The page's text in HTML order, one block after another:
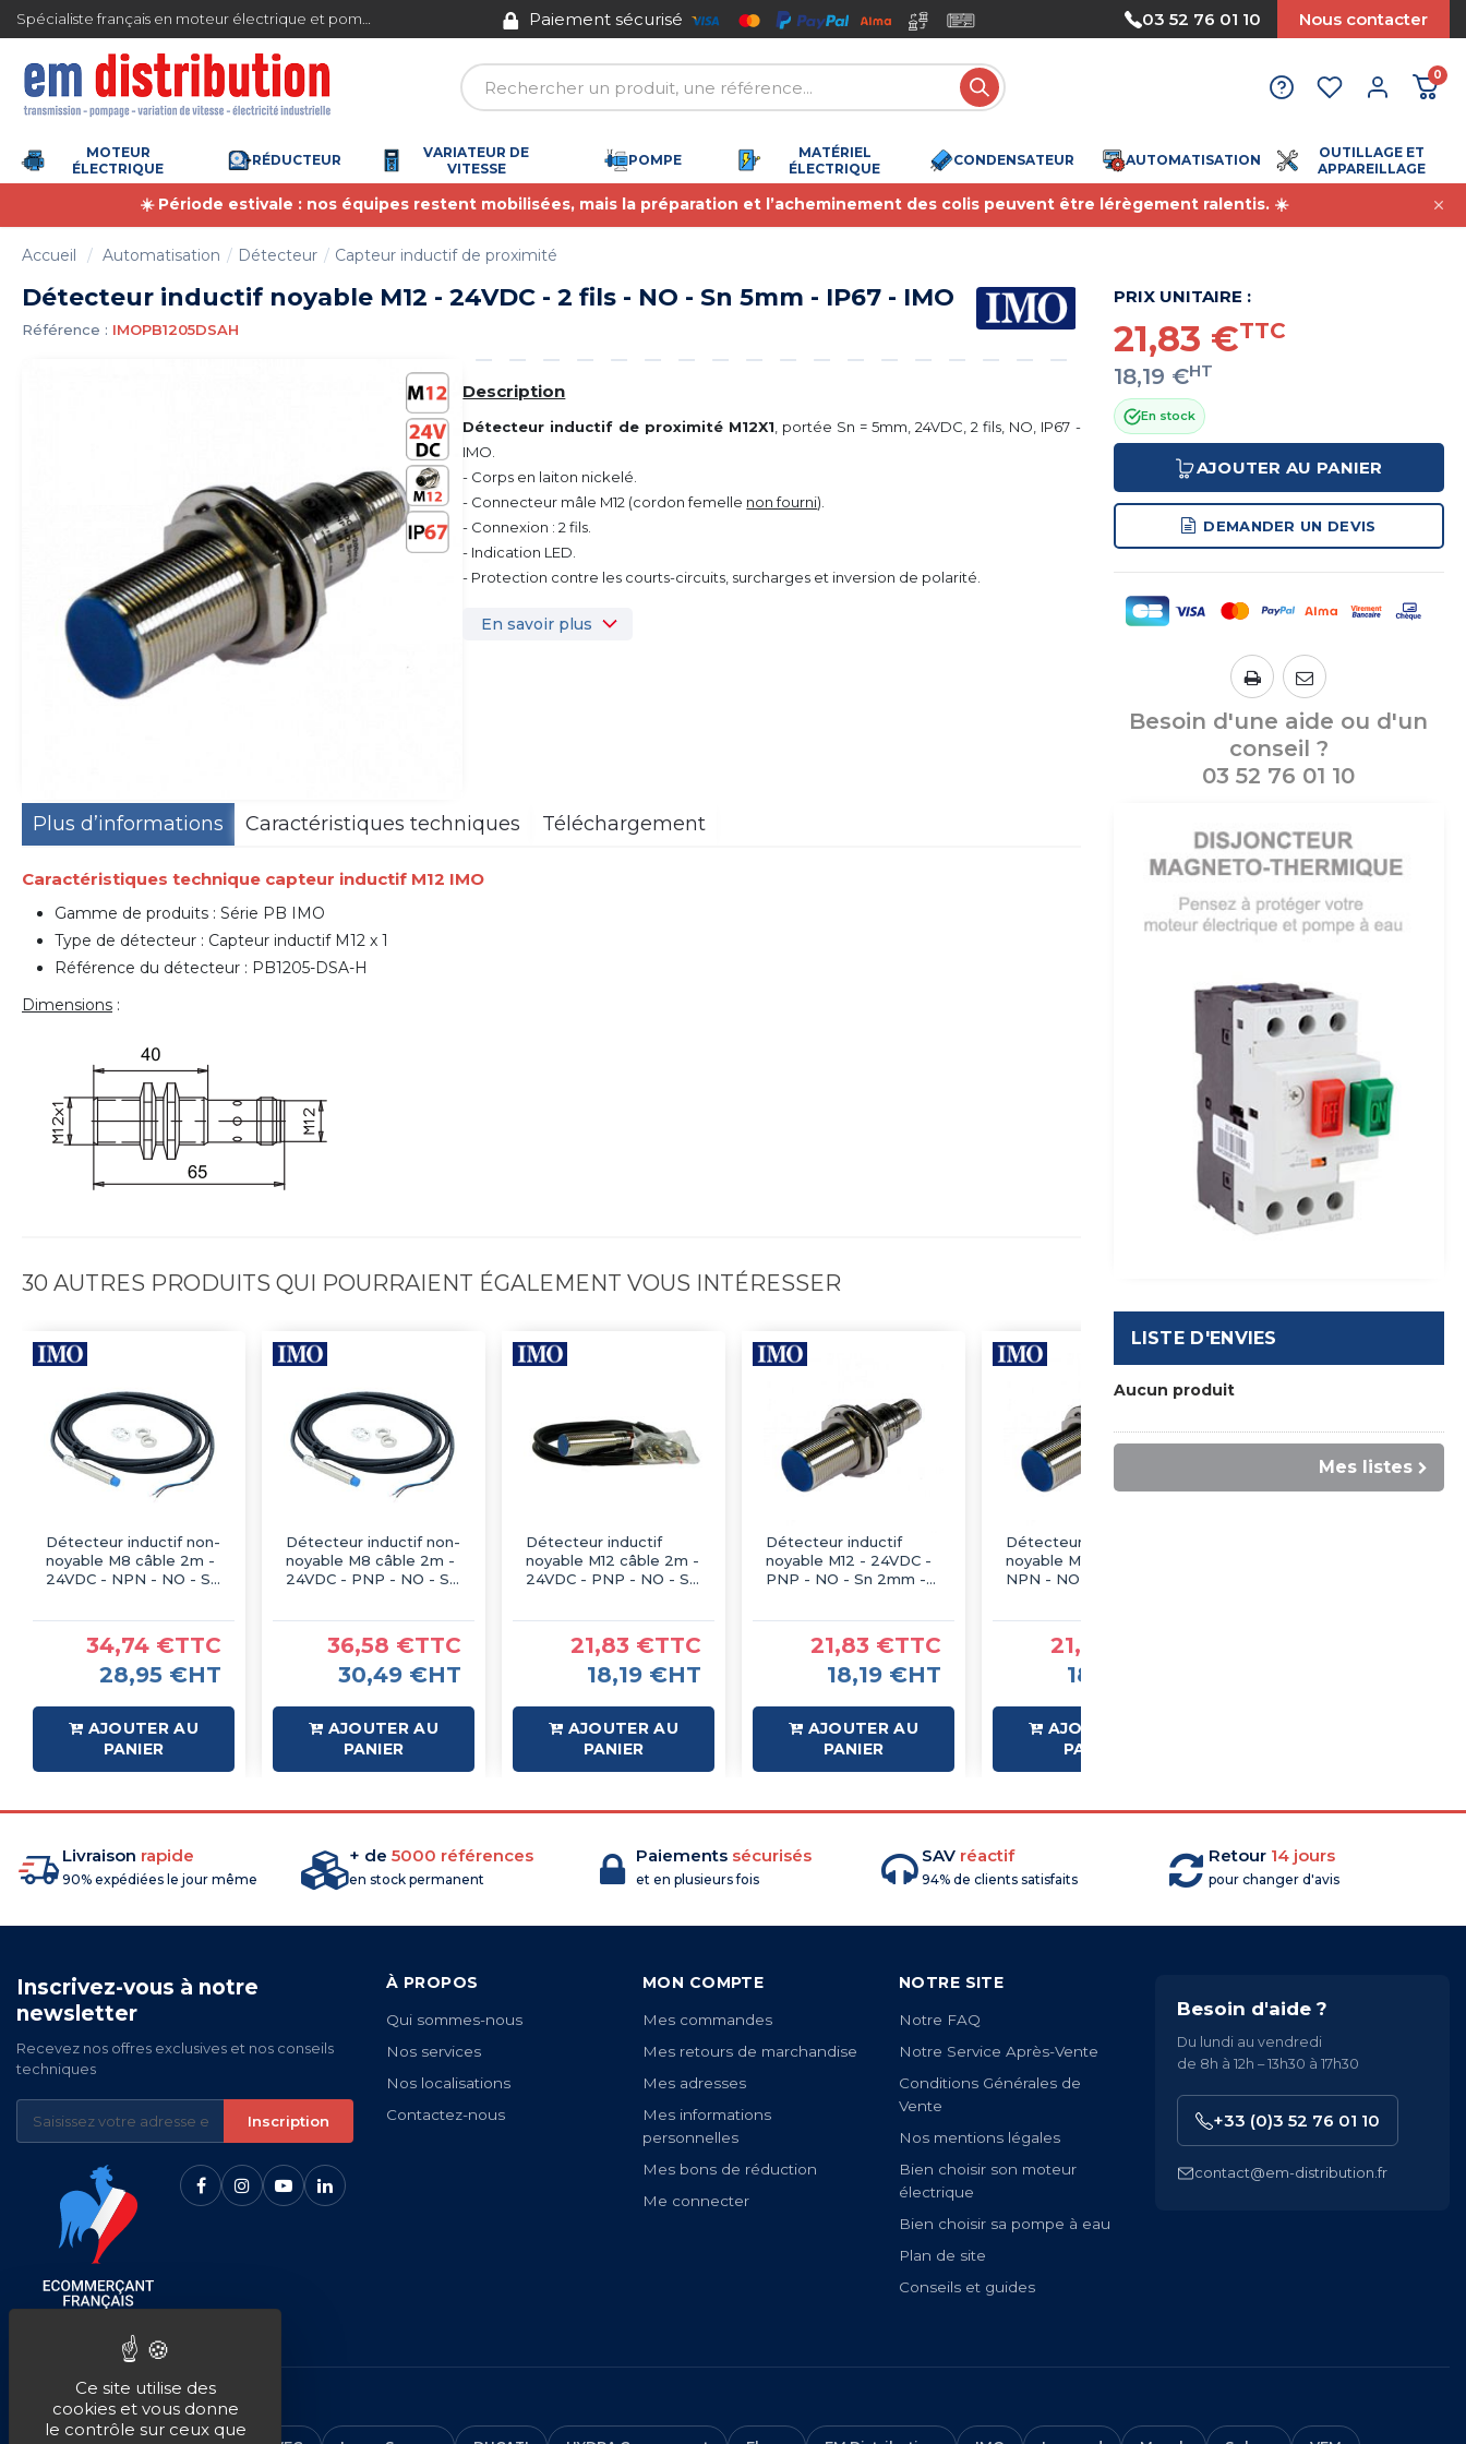
à partir de 360 € TTC Paiement sécurisé Nous acceptons le paiement par mandat
03 52 76 01 10 Nous contacter
0
MOTEUR
ÉLECTRIQUE
RÉDUCTEUR
VARIATEUR DE
VITESSE
POMPE
MATÉRIEL
ÉLECTRIQUE
CONDENSATEUR AUTOMATISATION
OUTILLAGE ET
APPAREILLAGE
☀️ Période estivale : nos équipes restent mobilisées, mais la préparation et l’acheminement des colis peuvent être lérègement ralentis. ☀️
Accueil Automatisation Détecteur Capteur inductif de proximité
Détecteur inductif noyable M12 - 24VDC - 2 fils - NO - Sn 5mm - IP67 - IMO
Référence : IMOPB1205DSAH
Description
Détecteur inductif de proximité M12X1 , portée Sn = 5mm, 24VDC, 2 fils, NO, IP67 -
IMO.
- Corps en laiton nickelé.
- Connecteur mâle M12 (cordon femelle non fourni).
- Connexion : 2 fils.
- Indication LED.
- Protection contre les courts-circuits, surcharges et inversion de polarité.
En savoir plus
PRIX UNITAIRE :
21,83 €TTC
18,19 €HT
En stock
AJOUTER AU PANIER
DEMANDER UN DEVIS
Besoin d'une aide ou d'un
conseil ?
03 52 76 01 10
Plus d’informations Caractéristiques techniques Téléchargement
Caractéristiques technique capteur inductif M12 IMO
Gamme de produits : Série PB IMO
Type de détecteur : Capteur inductif M12 x 1
Référence du détecteur : PB1205-DSA-H
Dimensions :
30 AUTRES PRODUITS QUI POURRAIENT ÉGALEMENT VOUS INTÉRESSER
Détecteur inductif non-
noyable M8 câble 2m -
24VDC - NPN - NO - Sn
34,74 €TTC
28,95 €HT
AJOUTER AU
PANIER
Détecteur inductif non-
noyable M8 câble 2m -
24VDC - PNP - NO - Sn
36,58 €TTC
30,49 €HT
AJOUTER AU
PANIER
Détecteur inductif
noyable M12 câble 2m -
24VDC - PNP - NO - Sn
21,83 €TTC
18,19 €HT
AJOUTER AU
PANIER
Détecteur inductif
noyable M12 - 24VDC -
PNP - NO - Sn 2mm -
21,83 €TTC
18,19 €HT
AJOUTER AU
PANIER
Détecteur inductif
noyable M12 - 24VDC -
NPN - NO - Sn 2mm -
21,83 €TTC
18,19 €HT
AJOUTER AU
PANIER
LISTE D'ENVIES
Aucun produit
Mes listes
Livraison rapide
90% expédiées le jour même
+ de 5000 références
en stock permanent
Paiements sécurisés
et en plusieurs fois
SAV réactif
94% de clients satisfaits
Retour 14 jours
pour changer d'avis
Inscrivez-vous à notre
newsletter
Recevez nos offres exclusives et nos conseils
techniques
Inscription
À PROPOS
Qui sommes-nous
Nos services
Nos localisations
Contactez-nous
MON COMPTE
Mes commandes
Mes retours de marchandise
Mes adresses
Mes informations
personnelles
Mes bons de réduction
Me connecter
NOTRE SITE
Notre FAQ
Notre Service Après-Vente
Conditions Générales de
Vente
Nos mentions légales
Bien choisir son moteur
électrique
Bien choisir sa pompe à eau
Plan de site
Conseils et guides
Besoin d'aide ?
Du lundi au vendredi
de 8h à 12h – 13h30 à 17h30
+33 (0)3 52 76 01 10
contact@em-distribution.fr
NOS MARQUES
Gestion des cookies
Ce site utilise des
cookies et vous donne
le contrôle sur ceux que